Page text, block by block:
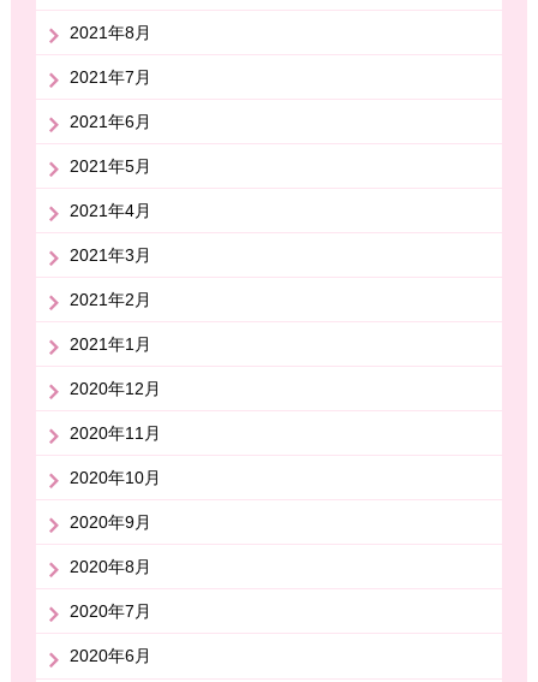
2021年8月
2021年7月
2021年6月
2021年5月
2021年4月
2021年3月
2021年2月
2021年1月
2020年12月
2020年11月
2020年10月
2020年9月
2020年8月
2020年7月
2020年6月